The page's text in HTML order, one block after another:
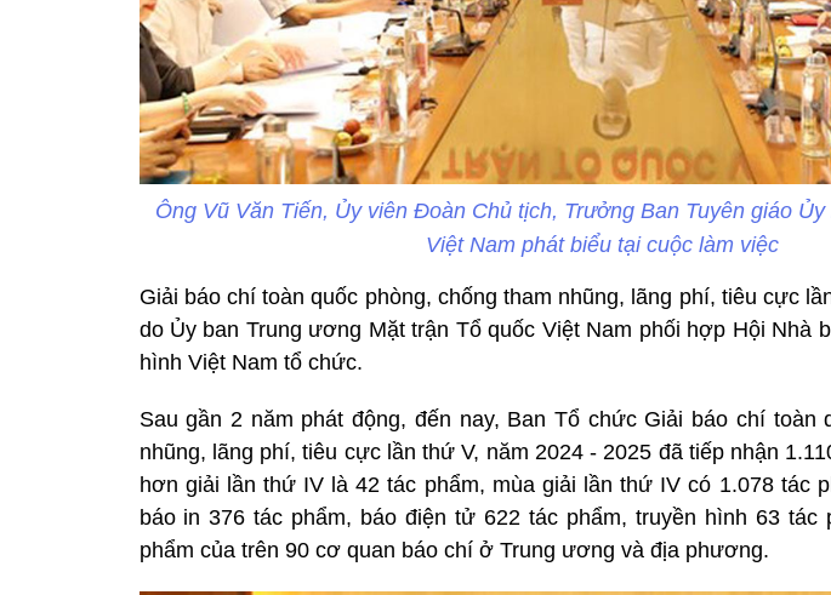
Ông Vũ Văn Tiến, Ủy viên Đoàn Chủ tịch, Trưởng Ban Tuyên giáo
Việt Nam phát biểu tại cuộc làm việc
Giải báo chí toàn quốc phòng, chống tham nhũng, lãng phí, tiêu cực
do Ủy ban Trung ương Mặt trận Tổ quốc Việt Nam phối hợp Hội Nhà
hình Việt Nam tổ chức.
Sau gần 2 năm phát động, đến nay, Ban Tổ chức Giải báo chí toàn
nhũng, lãng phí, tiêu cực lần thứ V, năm 2024 - 2025 đã tiếp nhận
hơn giải lần thứ IV là 42 tác phẩm, mùa giải lần thứ IV có 1.078 tác
báo in 376 tác phẩm, báo điện tử 622 tác phẩm, truyền hình 63 tác
phẩm của trên 90 cơ quan báo chí ở Trung ương và địa phương.